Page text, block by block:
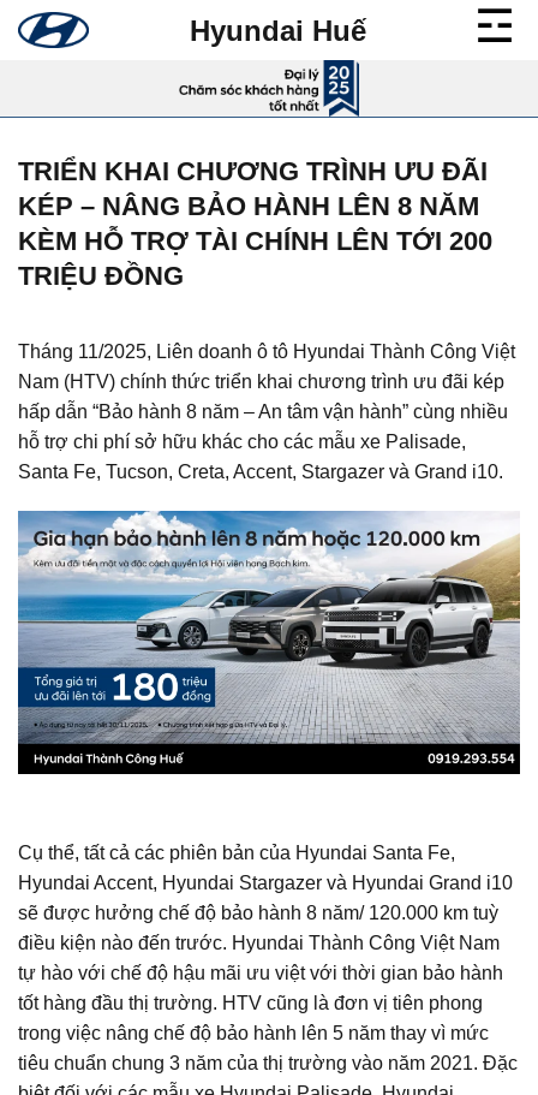
qua
Hyundai Huế
TRIỂN KHAI CHƯƠNG TRÌNH ƯU ĐÃI
KÉP – NÂNG BẢO HÀNH LÊN 8 NĂM
KÈM HỖ TRỢ TÀI CHÍNH LÊN TỚI 200
TRIỆU ĐỒNG
Tháng 11/2025, Liên doanh ô tô Hyundai Thành Công Việt
Nam (HTV) chính thức triển khai chương trình ưu đãi kép
hấp dẫn “Bảo hành 8 năm – An tâm vận hành” cùng nhiều
hỗ trợ chi phí sở hữu khác cho các mẫu xe Palisade,
Santa Fe, Tucson, Creta, Accent, Stargazer và Grand i10.
Cụ thể, tất cả các phiên bản của Hyundai Santa Fe,
Hyundai Accent, Hyundai Stargazer và Hyundai Grand i10
sẽ được hưởng chế độ bảo hành 8 năm/ 120.000 km tuỳ
điều kiện nào đến trước. Hyundai Thành Công Việt Nam
tự hào với chế độ hậu mãi ưu việt với thời gian bảo hành
tốt hàng đầu thị trường. HTV cũng là đơn vị tiên phong
trong việc nâng chế độ bảo hành lên 5 năm thay vì mức
tiêu chuẩn chung 3 năm của thị trường vào năm 2021. Đặc